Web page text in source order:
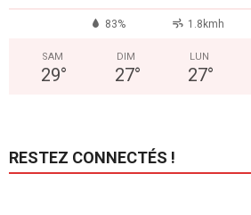
83% 1.8kmh
SAM
29°
DIM
27°
LUN
27°
RESTEZ CONNECTÉS !